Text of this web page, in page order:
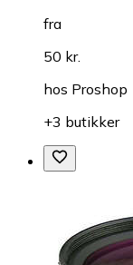
fra
50 kr.
hos Proshop
+3 butikker